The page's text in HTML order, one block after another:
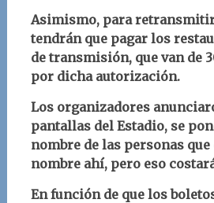
Asimismo, para
tendrán que pagar los
de transmisión, que van de
por dicha autorización.
Los organizadores
pantallas del Estadio, se
nombre de las personas que
nombre ahí, pero eso
En función de que los